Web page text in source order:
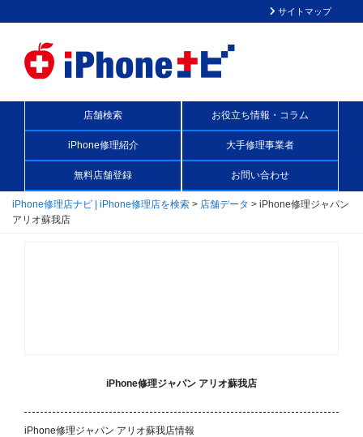
サイトマップ
店舗検索 お役立ち情報・コラム
iPhone修理紹介 大手修理事業者
無料店舗登録 お問い合わせ
iPhone修理店ナビ | iPhone修理店を検索 > 店舗データ > iPhone修理ジャパン
アリオ蘇我店
iPhone修理ジャパン アリオ蘇我店
iPhone修理ジャパン アリオ蘇我店情報